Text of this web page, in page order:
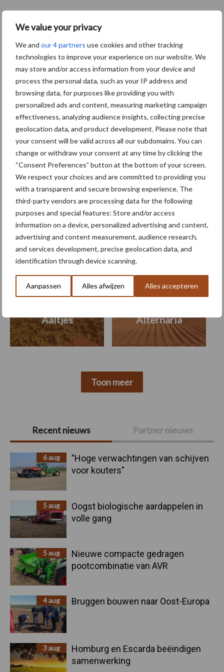
We value your privacy
We and our 4 partners use cookies and other tracking
technologies to improve your experience on our website. We
may store and/or access information from your device and
process the personal data, such as your IP address and
browsing data, for purposes like providing you with
personalized ads and content, measuring marketing campaign
effectiveness, analyzing audience insights, collecting precise
geolocation data, and product development. Please note that
your consent will be valid across all our subdomains. You can
change or withdraw your consent at any time by clicking the
“Consent Preferences” button at the bottom of your screen.
We respect your choices and are committed to providing you
with a transparent and secure browsing experience. The
third-party vendors are processing data for the following
purposes and special features: Store and/or access
information on a device, personalized advertising and content,
advertising and content measurement, audience research,
and services development, precise geolocation data, and
identification through device scanning.
Aanpassen Alles afwijzen Alles accepteren
Primaire
Sidebar
Recent nieuws Partner nieuws
6 aug
"Hoge verwachtingen van schijven
voor kouters"
5 aug
Oogst biologische aardappelen in
volle gang
5 aug
Nieuwe compacte gedragen
pootcombinatie van AVR
4 aug Bruggen bouwen naar Oost-Europa
3 aug
Homburg en Escarda beëindigen
samenwerking
Bladluiswaarschuwingsdien
st gestopt met tellen voor
dit seizoen
Beheersing van bladluizen
en vergelingsziekte in beeld
Luizen en graanhaantje in
zomergranen: controleer
vooral het vlagblad
Themapagina's
Machines Duurzaamheid
Aaltjes Alternaria
Toon meer